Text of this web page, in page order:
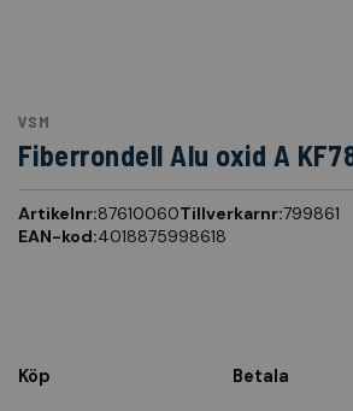
VSM
Fiberrondell Alu oxid A
Artikelnr:87610060Tillverkarnr:799861
EAN-kod:4018875998618
Köp Betala